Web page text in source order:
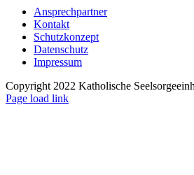
Ansprechpartner
Kontakt
Schutzkonzept
Datenschutz
Impressum
Copyright 2022 Katholische
Page load link